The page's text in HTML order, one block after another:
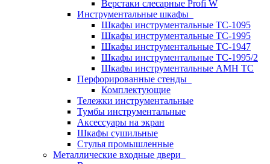
Верстаки слесарные Profi W
Инструментальные шкафы
Шкафы инструментальные TC-1095
Шкафы инструментальные TC-1995
Шкафы инструментальные TC-1947
Шкафы инструментальные TC-1995/2
Шкафы инструментальные AMH TC
Перфорированные стенды
Комплектующие
Тележки инструментальные
Тумбы инструментальные
Аксессуары на экран
Шкафы сушильные
Стулья промышленные
Металлические входные двери